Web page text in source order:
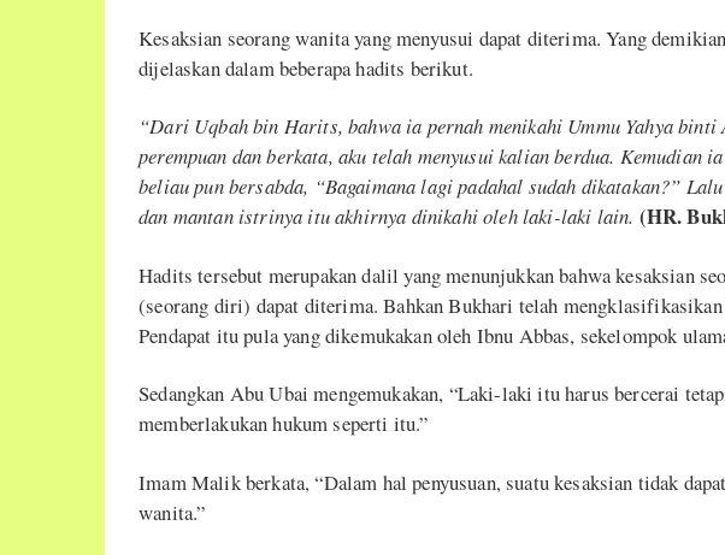
Kesaksian seorang wanita yang menyusui dapat diterima. Yang
dijelaskan dalam beberapa hadits berikut.
“Dari Uqbah bin Harits, bahwa ia pernah menikahi Ummu Yahya
perempuan dan berkata, aku telah menyusui kalian berdua. Kemudian
beliau pun bersabda, “Bagaimana lagi padahal sudah dikatakan?”
dan mantan istrinya itu akhirnya dinikahi oleh laki-laki lain. (HR.
Hadits tersebut merupakan dalil yang menunjukkan bahwa kesaksian
(seorang diri) dapat diterima. Bahkan Bukhari telah
Pendapat itu pula yang dikemukakan oleh Ibnu Abbas, sekelompok
Sedangkan Abu Ubai mengemukakan, “Laki-laki itu harus bercerai
memberlakukan hukum seperti itu.”
Imam Malik berkata, “Dalam hal penyusuan, suatu kesaksian tidak
wanita.”